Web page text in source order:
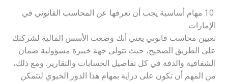
10 مهام أساسية يجب أن تعرفها عن المحاسب القانوني في
الإمارات
تعيين محاسب قانوني يعني أنك وضعت الأسس المالية لشركتك
على الطريق الصحيح، حيث تتولى جهة خبيرة مسؤولية ضمان
الشفافية والدقة في كل تفاصيل الحسابات والتقارير. ومع ذلك،
من المهم أن تكون على دراية بمهام هذا الدور الحيوي لتتمكن